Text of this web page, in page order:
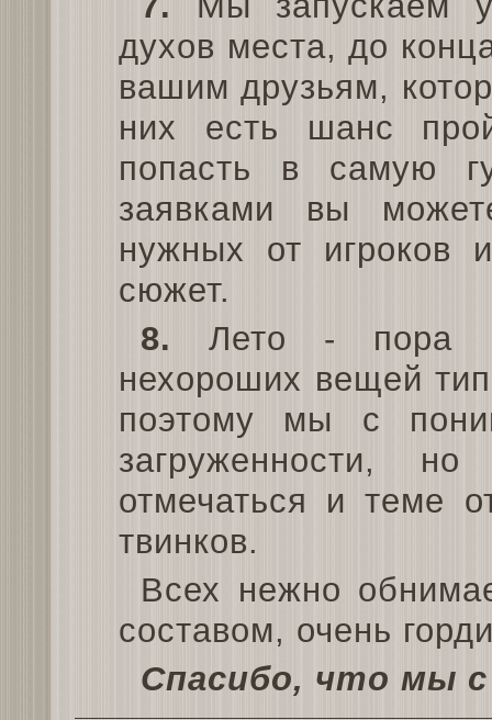
духов места, до
вашим друзьям,
них есть шанс
попасть в самую
заявками вы
нужных от игроков
сюжет.
8. Лето - пора
нехороших вещей
поэтому мы с
загруженности, но
отмечаться и теме
твинков.
Всех нежно
составом, очень
Спасибо, что мы